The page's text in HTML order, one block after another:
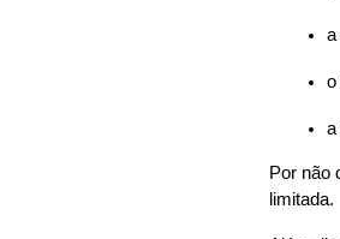
a
o
a
Por não
limitada.